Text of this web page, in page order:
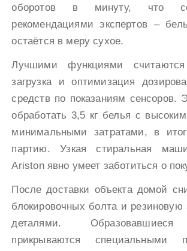
оборотов в минуту, что
рекомендациями экспертов –
остаётся в меру сухое.
Лучшими функциями считаются
загрузка и оптимизация
средств по показаниям сенсоров.
обработать 3,5 кг белья с
минимальными затратами, в
партию. Узкая стиральная
Ariston явно умеет заботиться о
После доставки объекта домой
блокировочных болта и резиновую
деталями. Образовавшиеся
прикрываются специальными